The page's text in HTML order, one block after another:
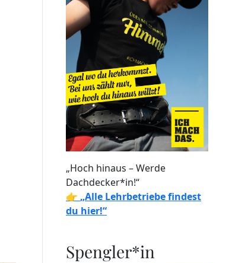
„Hoch hinaus – Werde
Dachdecker*in!“
👉 „Alle Lehrbetriebe findest
du hier!“
Spengler*in